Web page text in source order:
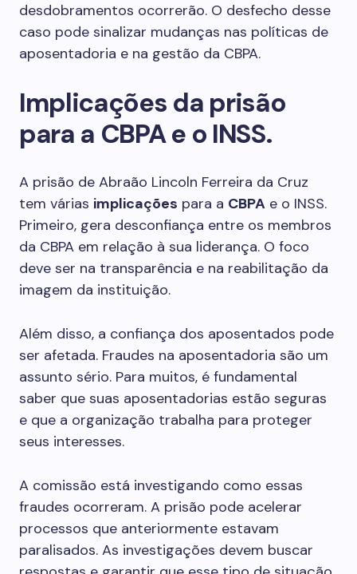
desdobramentos ocorrerão. O desfecho desse
caso pode sinalizar mudanças nas políticas de
aposentadoria e na gestão da CBPA.
Implicações da prisão
para a CBPA e o INSS.
A prisão de Abraão Lincoln Ferreira da Cruz
tem várias implicações para a CBPA e o INSS.
Primeiro, gera desconfiança entre os membros
da CBPA em relação à sua liderança. O foco
deve ser na transparência e na reabilitação da
imagem da instituição.
Além disso, a confiança dos aposentados pode
ser afetada. Fraudes na aposentadoria são um
assunto sério. Para muitos, é fundamental
saber que suas aposentadorias estão seguras
e que a organização trabalha para proteger
seus interesses.
A comissão está investigando como essas
fraudes ocorreram. A prisão pode acelerar
processos que anteriormente estavam
paralisados. As investigações devem buscar